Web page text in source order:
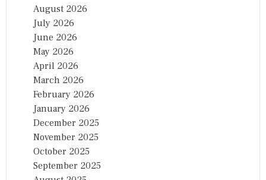
August 2026
July 2026
June 2026
May 2026
April 2026
March 2026
February 2026
January 2026
December 2025
November 2025
October 2025
September 2025